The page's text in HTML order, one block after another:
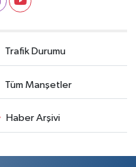
Trafik Durumu
Tüm Manşetler
Haber Arşivi